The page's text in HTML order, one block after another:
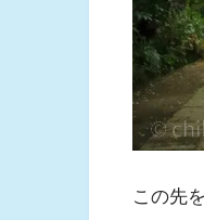
この先